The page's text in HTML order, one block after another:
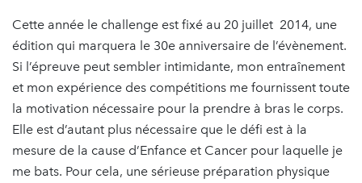
Cette année le challenge est fixé au 20 juillet 2014, une
édition qui marquera le 30e anniversaire de l’évènement.
Si l’épreuve peut sembler intimidante, mon entraînement
et mon expérience des compétitions me fournissent toute
la motivation nécessaire pour la prendre à bras le corps.
Elle est d’autant plus nécessaire que le défi est à la
mesure de la cause d’Enfance et Cancer pour laquelle je
me bats. Pour cela, une sérieuse préparation physique